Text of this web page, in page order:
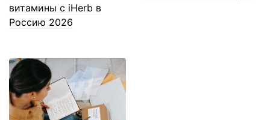
витамины с iHerb в
Россию 2026